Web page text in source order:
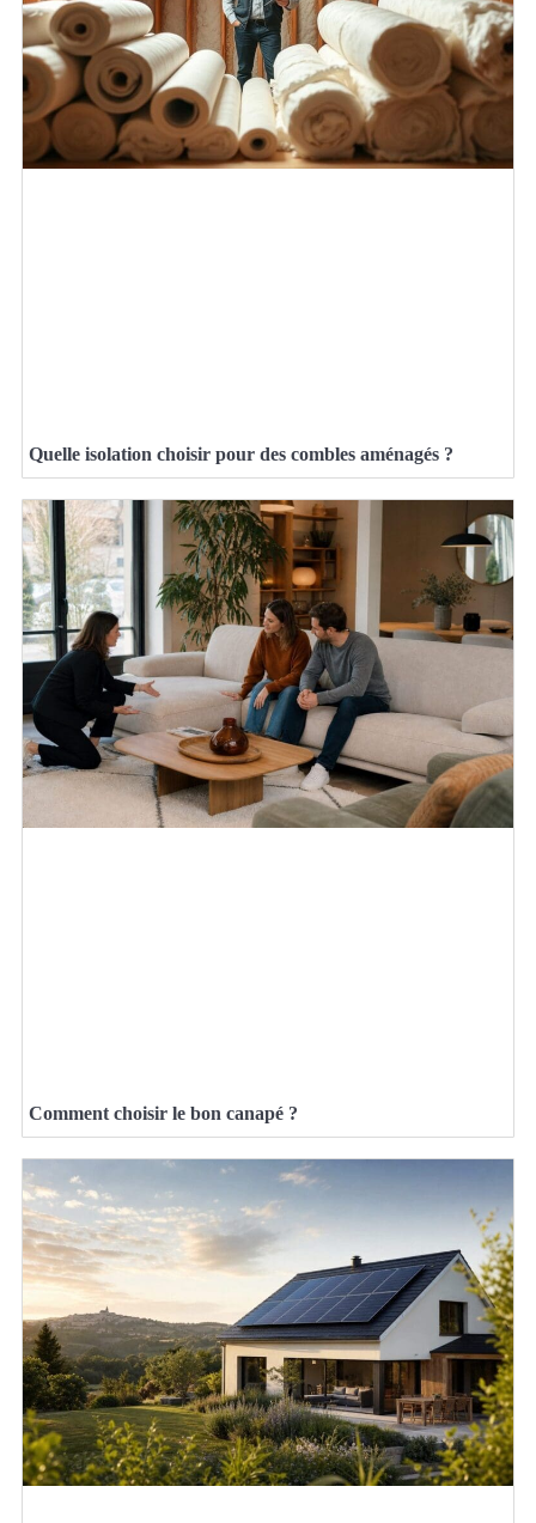
Quelle isolation choisir pour des combles aménagés ?
Comment choisir le bon canapé ?